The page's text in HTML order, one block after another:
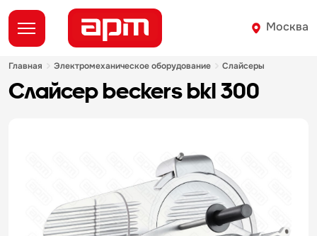
Москва
главная электромеханическое оборудование слайсеры
слайсер beckers bkl 300